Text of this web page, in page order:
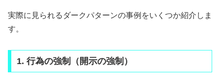
実際に見られるダークパターンの事例をいくつか紹介しま
す。
1. 行為の強制（開示の強制）